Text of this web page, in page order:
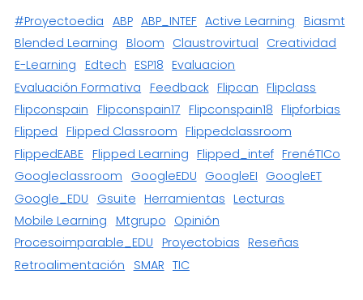
#proyectoedia ABP ABP_INTEF Active Learning
Biasmt
Blended Learning
Bloom Claustrovirtual Creatividad
E-Learning
Edtech ESP18 Evaluacion
Evaluación Formativa
Feedback Flipcan Flipclass
Flipconspain
Flipconspain17 Flipconspain18 Flipforbias
Flipped
Flipped Classroom Flippedclassroom
FlippedEABE Flipped Learning Flipped_intef FrenéTICo
Googleclassroom
GoogleEDU GoogleEI GoogleET
Google_EDU
Gsuite Herramientas Lecturas
Mobile Learning
Mtgrupo Opinión
Procesoimparable_EDU
Proyectobias Reseñas
Retroalimentación
SMAR TIC